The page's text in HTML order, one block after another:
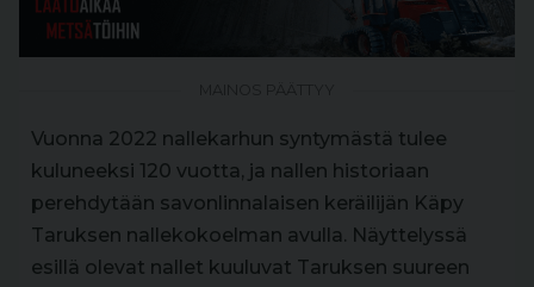
Vuonna 2022 nallekarhun syntymästä tulee
kuluneeksi 120 vuotta, ja nallen historiaan
perehdytään savonlinnalaisen keräilijän Käpy
Taruksen nallekokoelman avulla. Näyttelyssä
esillä olevat nallet kuuluvat Taruksen suureen